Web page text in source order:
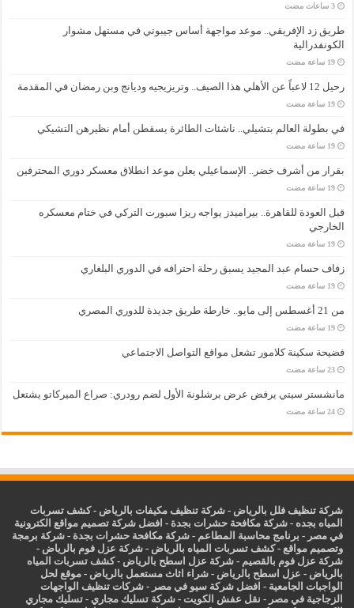
‏3 ساعات مضت
طريق زد الإفريقي.. موعد مواجهة أساس جيبوتي في مستهل مشوار
الكونفدرالية
‏19 ساعة مضت
رحيل 12 لاعباً عن الأهلي هذا الصيف.. وتريزيجيه وديانج وبن رمضان في المقدمة
‏19 ساعة مضت
في بطولة العالم بتشيلي.. ناشئات الطائرة يسقطن أمام نظيرهن التشيكي
‏19 ساعة مضت
بقرار من أشرف خضر.. الإسماعيلي يعلن موعد انطلاق معسكر دوري المحترفين
‏19 ساعة مضت
قبل العودة للقاهرة.. بيراميدز يواجه ريزا سبورت التركي في ختام معسكره
الخارجي
‏19 ساعة مضت
زفاف حسام عبد المجيد يسبق رحلة احترافه في الدوري البلغاري
‏19 ساعة مضت
من 21 أغسطس إلى مايو.. خارطة طريق جديدة للدوري المصري
‏19 ساعة مضت
فضيحة سكينة كلامور تشعل مواقع التواصل الاجتماعي
‏23 ساعة مضت
مانشستر سيتي يرفض عرض برشلونة الأول لضم رودري: صراع الميركاتو يشتعل
‏24 ساعة مضت
شركة تنظيف فلل بالرياض -شركة تنظيف مكيفات بالرياض -كشف تسربات
المياه بجده -شركة مكافحة حشرات بجدة - افضل شركة تصميم مواقع الكترونية
في مصر - برنامج محاسبة المطاعم -شركة مكافحة حشرات بجدة -شركة برمجة
وتصميم مواقع -كشف تسربات المياه بالرياض -شركة عزل فوم بالرياض -
شركة عزل فوم بالقصيم -شركة عزل اسطح بالرياض -كشف تسربات المياه
بالرياض - عزل اسطح بالرياض -شراء اثاث مستعمل بالرياض - موقع لحل
الواجبات الجامعية - افضل شركة سيو في مصر -شركات تنظيف الواجهات
الزجاجية في مصر - نقل عفش الكويت -شركة تسليك مجاري -تسليك مجاري